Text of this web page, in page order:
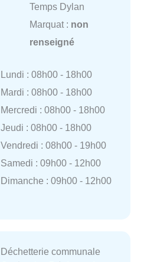
Temps Dylan
Marquat : non
renseigné
Lundi : 08h00 - 18h00
Mardi : 08h00 - 18h00
Mercredi : 08h00 - 18h00
Jeudi : 08h00 - 18h00
Vendredi : 08h00 - 19h00
Samedi : 09h00 - 12h00
Dimanche : 09h00 - 12h00
Déchetterie communale